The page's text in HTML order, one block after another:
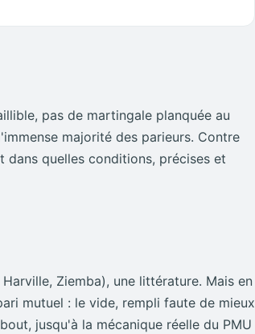
pas de martingale planquée au
majorité des parieurs. Contre
quelles conditions, précises et
Ziemba), une littérature. Mais en
mutuel : le vide, rempli faute de mieux
jusqu'à la mécanique réelle du PMU